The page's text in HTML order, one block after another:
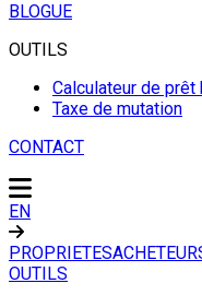
BLOGUE
OUTILS
Calculateur de prêt
Taxe de mutation
CONTACT
EN
PROPRIETES
OUTILS